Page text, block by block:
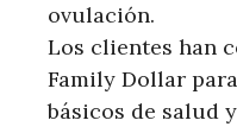
ovulación.
Los clientes han
Family Dollar
básicos de salud